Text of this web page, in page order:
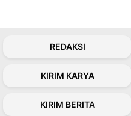
REDAKSI
KIRIM KARYA
KIRIM BERITA